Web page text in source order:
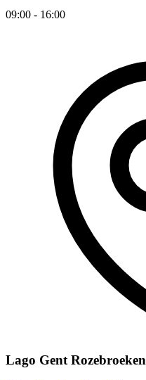
09:00 - 16:00
Lago Gent Rozebroeken